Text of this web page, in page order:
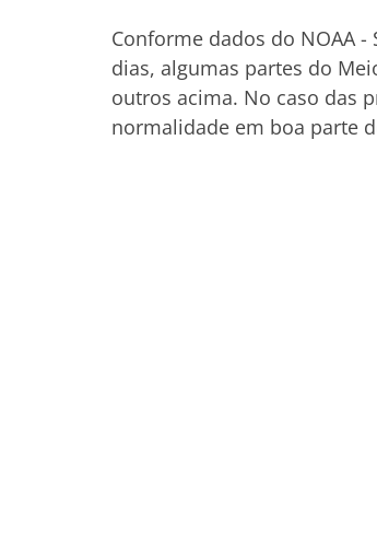
Conforme dados do NOAA
dias, algumas partes do
outros acima. No caso das
normalidade em boa parte